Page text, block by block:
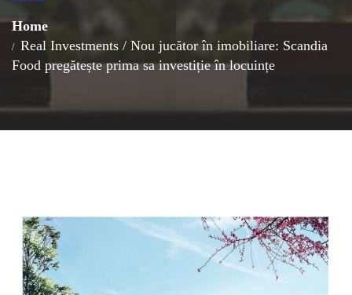
Home
Real Investments / Nou jucător în imobiliare: Scandia
Food pregătește prima sa investiție în locuințe